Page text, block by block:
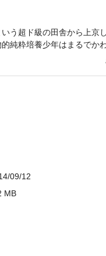
う超ド級の田舎から上京
純粋培養少年はまるでか
代としてセックスを要求さ
09/12
MB